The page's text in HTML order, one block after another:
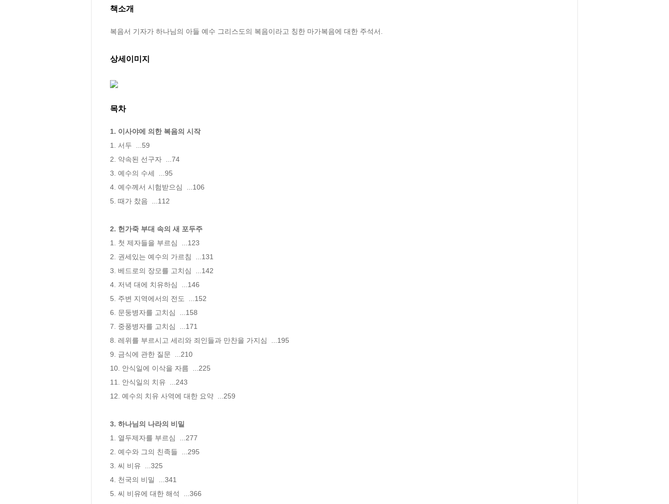
책소개
복음서 기자가 하나님의 아들 예수 그리스도의 복음이라고 칭한 마가복음에 대한 주석서.
상세이미지
목차
1. 이사야에 의한 복음의 시작
1. 서두  ...59
2. 약속된 선구자  ...74
3. 예수의 수세  ...95
4. 예수께서 시험받으심  ...106
5. 때가 찼음  ...112
2. 헌가죽 부대 속의 새 포두주
1. 첫 제자들을 부르심  ...123
2. 권세있는 예수의 가르침  ...131
3. 베드로의 장모를 고치심  ...142
4. 저녁 대에 치유하심  ...146
5. 주변 지역에서의 전도  ...152
6. 문둥병자를 고치심  ...158
7. 중풍병자를 고치심  ...171
8. 레위를 부르시고 세리와 죄인들과 만찬을 가지심  ...195
9. 금식에 관한 질문  ...210
10. 안식일에 이삭을 자름  ...225
11. 안식일의 치유  ...243
12. 예수의 치유 사역에 대한 요약  ...259
3. 하나님의 나라의 비밀
1. 열두제자를 부르심  ...277
2. 예수와 그의 친족들  ...295
3. 씨 비유  ...325
4. 천국의 비밀  ...341
5. 씨 비유에 대한 해석  ...366